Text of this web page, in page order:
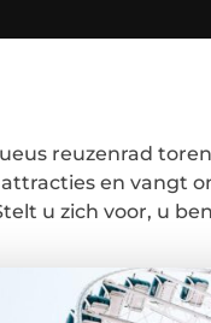
reuzenrad
en vangt
u zich voor, u